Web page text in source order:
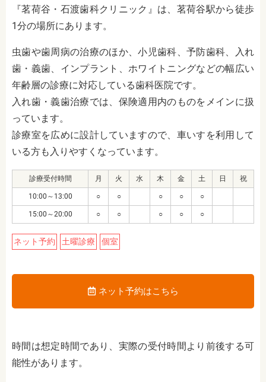
『茗荷谷・石渡歯科クリニック』は、茗荷谷駅から徒歩
1分の場所にあります。
虫歯や歯周病の治療のほか、小児歯科、予防歯科、入れ
歯・義歯、インプラント、ホワイトニングなどの幅広い
年齢層の診療に対応している歯科医院です。
入れ歯・義歯治療では、保険適用内のものをメインに扱
っています。
診療室を広めに設計していますので、車いすを利用して
いる方も入りやすくなっています。
診療受付時間 月 火 水 木 金 土 日 祝
10:00～13:00 ○ ○ ○ ○ ○
15:00～20:00 ○ ○ ○ ○ ○
ネット予約 土曜診療 個室
ネット予約はこちら
時間は想定時間であり、実際の受付時間より前後する可
能性があります。